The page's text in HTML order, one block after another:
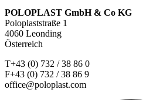
POLOPLAST GmbH & Co KG
Poloplaststraße 1
4060 Leonding
Österreich
T+43 (0) 732 / 38 86 0
F+43 (0) 732 / 38 86 9
office@poloplast.com